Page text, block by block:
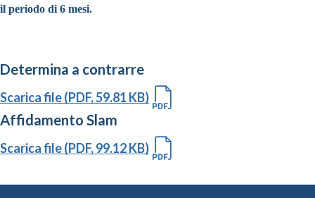
il periodo di 6 mesi.
Determina a contrarre
Scarica file (PDF, 59.81 KB)
Affidamento Slam
Scarica file (PDF, 99.12 KB)